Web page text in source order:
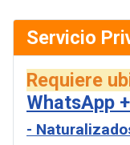
Servicio
Requiere
WhatsApp
-